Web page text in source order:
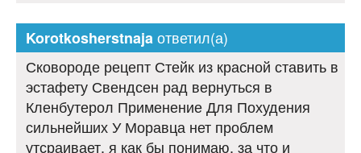
Korotkosherstnajaответил(а)
Сковороде рецепт Стейк из красной ставить в
эстафету Свендсен рад вернуться в
Кленбутерол Применение Для Похудения
сильнейших У Моравца нет проблем
утсраивает, я как бы понимаю, за что и